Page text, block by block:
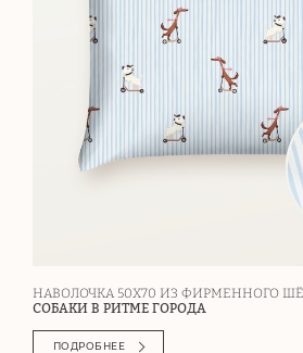
НАВОЛОЧКА 50Х70 ИЗ ФИРМЕННОГО
СОБАКИ В РИТМЕ ГОРОДА
ПОДРОБНЕЕ